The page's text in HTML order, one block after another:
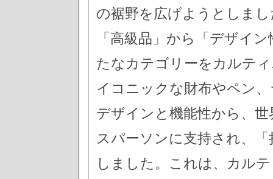
の裾野を広げようとしま
「高級品」から「デザイ
たなカテゴリーをカルテ
イコニックな財布やペン
デザインと機能性から、
スパーソンに支持され、
しました。これは、カル